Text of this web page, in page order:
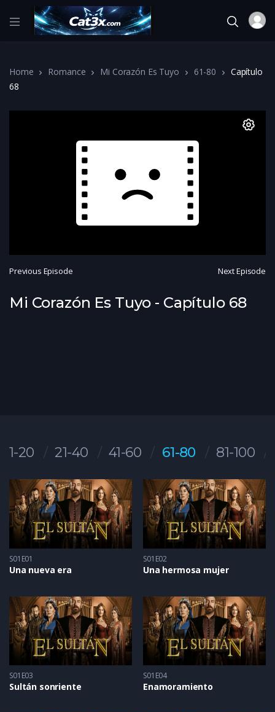
Home Romance Mi Corazón Es Tuyo 61-80
Capítulo
68
Previous Episode Next Episode
Mi Corazón Es Tuyo - Capítulo 68
1-20 21-40 41-60 61-80 81-100
S01E01
Una nueva era
S01E02
Una hermosa mujer
S01E03
Sultán sonriente
S01E04
Enamoramiento